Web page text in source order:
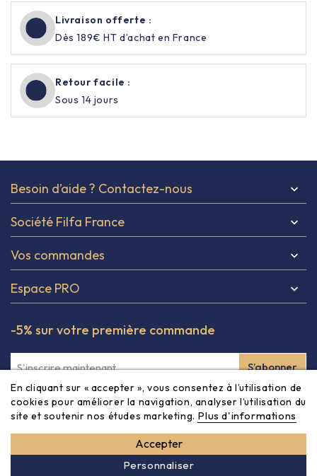
Livraison offerte :
Dès 189€ HT d’achat en France
Retour facile :
Sous 14 jours
Besoin d’aide ? Contactez-nous 
Société Filfa France 
Vos commandes 
Espace PRO 
-5% sur votre première commande
Inscrivez-vous à notre newsletter et obtenez -5% à partir
de 80€ sur votre première commande ! Vous pouvez vous
désinscrire à tout moment via les informations de contact
dans les CGV du site.
En cliquant sur « accepter », vous consentez à l’utilisation de
cookies pour améliorer la navigation, analyser l’utilisation du
site et soutenir nos études marketing. Plus d'informations
Accepter
Personnaliser